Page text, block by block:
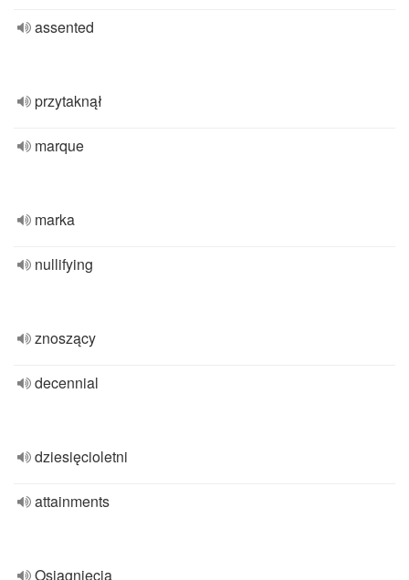
assented
przytaknął
marque
marka
nullifying
znoszący
decennial
dziesięcioletni
attainments
Osiągnięcia